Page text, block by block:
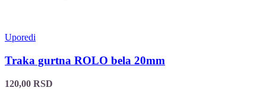
Uporedi
Traka gurtna ROLO bela 20mm
120,00 RSD